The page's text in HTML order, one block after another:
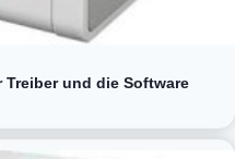
Treiber und die Software